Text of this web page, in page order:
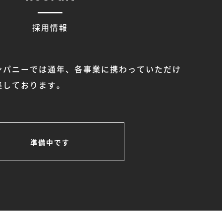
採用情報
ニーでは通年、各事業に携わっていただけ
ております。
準備中です